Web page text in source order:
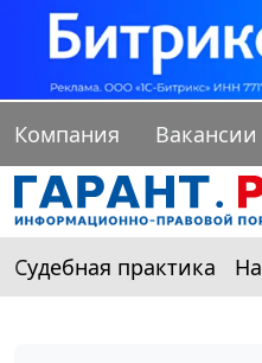
Компания Вакансии
Судебная практика